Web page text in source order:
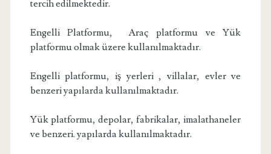
tercih edilmektedir.
Engelli Platformu, Araç platformu ve Yük
platformu olmak üzere kullanılmaktadır.
Engelli platformu, iş yerleri , villalar, evler ve
benzeri yapılarda kullanılmaktadır.
Yük platformu, depolar, fabrikalar, imalathaneler
ve benzeri. yapılarda kullanılmaktadır.